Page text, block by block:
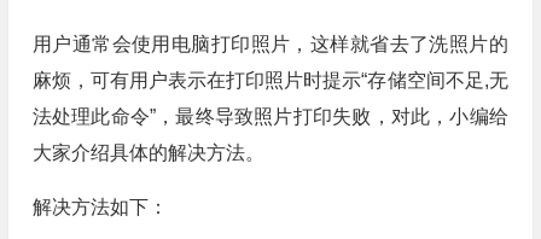
用户通常会使用电脑打印照片，这样就省去了洗照片的
麻烦，可有用户表示在打印照片时提示“存储空间不足,无
法处理此命令”，最终导致照片打印失败，对此，小编给
大家介绍具体的解决方法。
解决方法如下：